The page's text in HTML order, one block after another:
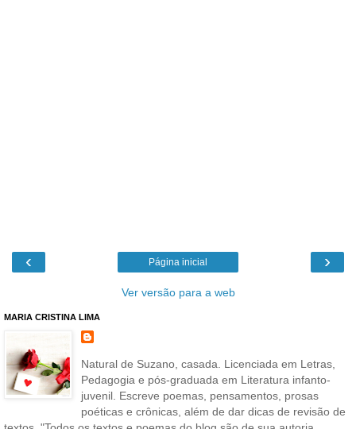
‹ ›
Página inicial
Ver versão para a web
MARIA CRISTINA LIMA
Natural de Suzano, casada. Licenciada em Letras,
Pedagogia e pós-graduada em Literatura infanto-
juvenil. Escreve poemas, pensamentos, prosas
poéticas e crônicas, além de dar dicas de revisão de